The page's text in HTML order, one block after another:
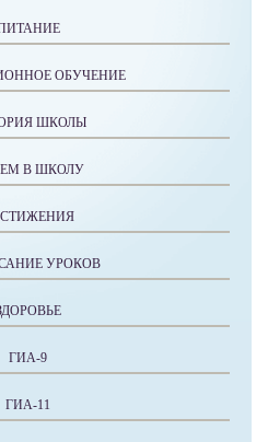
ОБУЧЕНИЕ
ШКОЛЫ
В ШКОЛУ
УРОКОВ
ГИА-9
ГИА-11